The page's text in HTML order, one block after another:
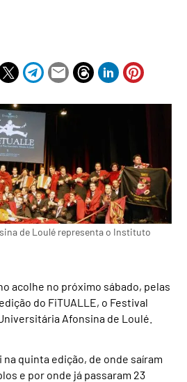
de Loulé representa o Instituto
acolhe no próximo sábado, pelas
do FiTUALLE, o Festival
Afonsina de Loulé.
quinta edição, de onde saíram
e por onde já passaram 23